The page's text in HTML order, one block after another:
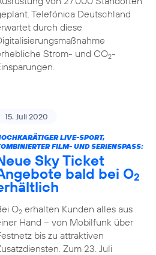
Telefónica Deutschland
durch diese
Strom- und CO2-
15. Juli 2020
LIVE-SPORT,
FILM- UND SERIENSPASS:
Sky Ticket
bald bei O2
O2erhalten Kunden alles aus
Hand – von Mobilfunk über
bis zu attraktiven
Zum 23. Juli